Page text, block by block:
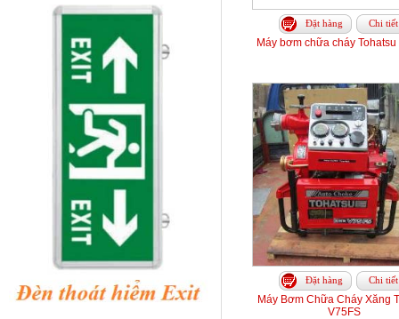
Đặt hàng Chi tiết
Máy bơm chữa cháy Tohatsu
Đặt hàng Chi tiết
Máy Bơm Chữa Cháy Xăng
V75FS